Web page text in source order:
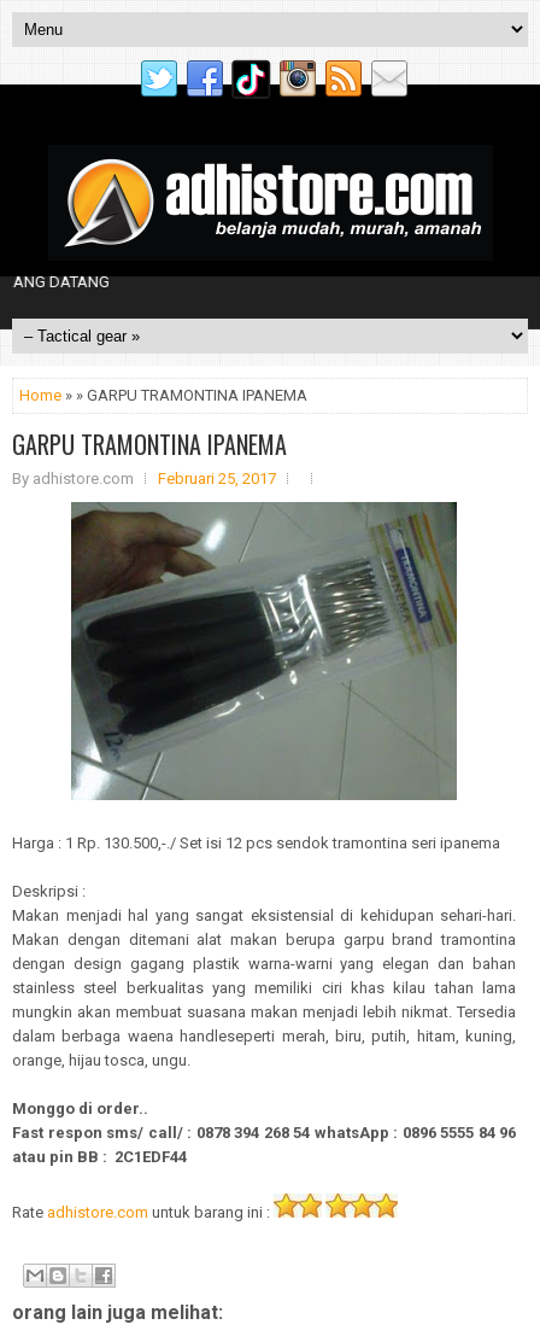
Home » » GARPU TRAMONTINA IPANEMA
GARPU TRAMONTINA IPANEMA
By adhistore.com Februari 25, 2017
Harga : 1 Rp. 130.500,-./ Set isi 12 pcs sendok tramontina seri ipanema
Deskripsi :
Makan menjadi hal yang sangat eksistensial di kehidupan sehari-hari.
Makan dengan ditemani alat makan berupa garpu brand tramontina
dengan design gagang plastik warna-warni yang elegan dan bahan
stainless steel berkualitas yang memiliki ciri khas kilau tahan lama
mungkin akan membuat suasana makan menjadi lebih nikmat. Tersedia
dalam berbaga waena handleseperti merah, biru, putih, hitam, kuning,
orange, hijau tosca, ungu.
Monggo di order..
Fast respon sms/ call/ : 0878 394 268 54 whatsApp : 0896 5555 84 96
atau pin BB : 2C1EDF44
Rate adhistore.com untuk barang ini :
orang lain juga melihat: